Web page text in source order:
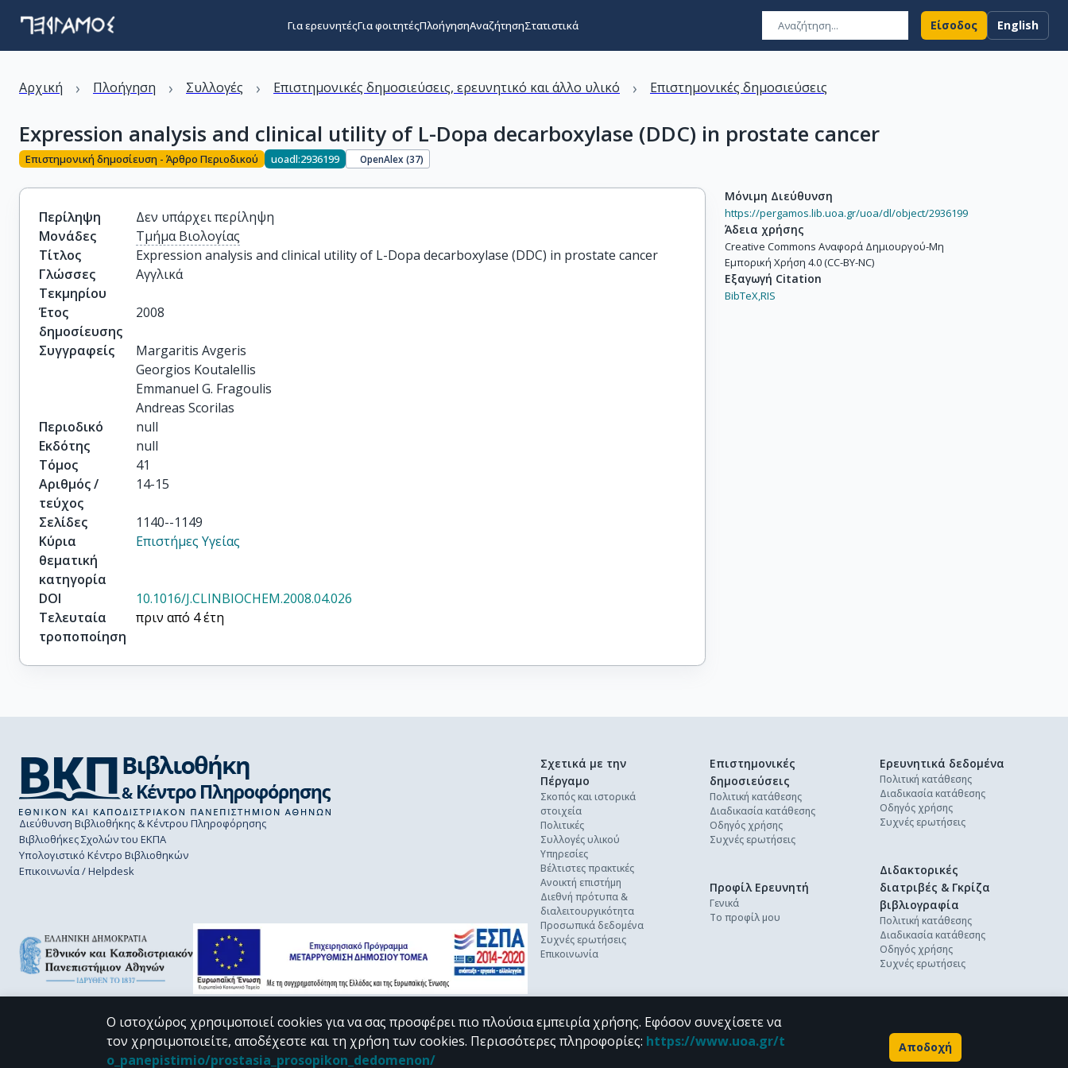
Για ερευνητέςΓια φοιτητέςΠλοήγησηΑναζήτησηΣτατιστικά Είσοδος English
Αρχική › Πλοήγηση › Συλλογές › Επιστημονικές δημοσιεύσεις, ερευνητικό και άλλο υλικό › Επιστημονικές δημοσιεύσεις
Expression analysis and clinical utility of L-Dopa decarboxylase (DDC) in prostate cancer
Επιστημονική δημοσίευση - Άρθρο Περιοδικού uoadl:2936199 OpenAlex (37)
Περίληψη
Δεν υπάρχει περίληψη
Μονάδες
Τμήμα Βιολογίας
Τίτλος
Expression analysis and clinical utility of L-Dopa decarboxylase (DDC) in prostate cancer
Γλώσσες
Τεκμηρίου
Αγγλικά
Έτος
δημοσίευσης
2008
Συγγραφείς
Margaritis Avgeris
Georgios Koutalellis
Emmanuel G. Fragoulis
Andreas Scorilas
Περιοδικό
null
Εκδότης
null
Τόμος
41
Αριθμός /
τεύχος
14-15
Σελίδες
1140--1149
Κύρια
θεματική
κατηγορία
Επιστήμες Υγείας
DOI
10.1016/J.CLINBIOCHEM.2008.04.026
Τελευταία
τροποποίηση
πριν από 4 έτη
Μόνιμη Διεύθυνση
https://pergamos.lib.uoa.gr/uoa/dl/object/2936199
Άδεια χρήσης
Creative Commons Αναφορά Δημιουργού-Μη
Εμπορική Χρήση 4.0 (CC-BY-NC)
Εξαγωγή Citation
BibTeX,RIS
Διεύθυνση Βιβλιοθήκης & Κέντρου Πληροφόρησης
Βιβλιοθήκες Σχολών του ΕΚΠΑ
Υπολογιστικό Κέντρο Βιβλιοθηκών
Επικοινωνία / Helpdesk
Σχετικά με την
Πέργαμο
Σκοπός και ιστορικά
στοιχεία
Πολιτικές
Συλλογές υλικού
Υπηρεσίες
Βέλτιστες πρακτικές
Ανοικτή επιστήμη
Διεθνή πρότυπα &
διαλειτουργικότητα
Προσωπικά δεδομένα
Συχνές ερωτήσεις
Επικοινωνία
Επιστημονικές
δημοσιεύσεις
Πολιτική κατάθεσης
Διαδικασία κατάθεσης
Οδηγός χρήσης
Συχνές ερωτήσεις
Ερευνητικά δεδομένα
Πολιτική κατάθεσης
Διαδικασία κατάθεσης
Οδηγός χρήσης
Συχνές ερωτήσεις
Διδακτορικές
διατριβές & Γκρίζα
βιβλιογραφία
Πολιτική κατάθεσης
Διαδικασία κατάθεσης
Οδηγός χρήσης
Συχνές ερωτήσεις
Προφίλ Ερευνητή
Γενικά
Το προφίλ μου
CC BY-NC 4.0
Ο ιστοχώρος χρησιμοποιεί cookies για να σας προσφέρει πιο πλούσια εμπειρία χρήσης. Εφόσον συνεχίσετε να
τον χρησιμοποιείτε, αποδέχεστε και τη χρήση των cookies. Περισσότερες πληροφορίες: https://www.uoa.gr/t
o_panepistimio/prostasia_prosopikon_dedomenon/
Αποδοχή